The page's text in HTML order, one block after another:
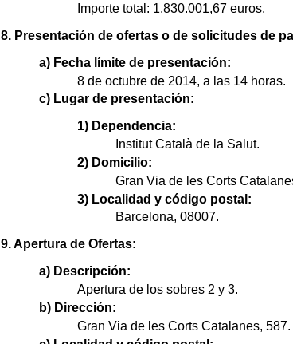
Importe total: 1.830.001,67 euros.
8. Presentación de ofertas o de solicitudes de
a) Fecha límite de presentación:
8 de octubre de 2014, a las 14 horas.
c) Lugar de presentación:
1) Dependencia:
Institut Català de la Salut.
2) Domicilio:
Gran Via de les Corts
3) Localidad y código postal:
Barcelona, 08007.
9. Apertura de Ofertas:
a) Descripción:
Apertura de los sobres 2 y 3.
b) Dirección:
Gran Via de les Corts Catalanes, 587.